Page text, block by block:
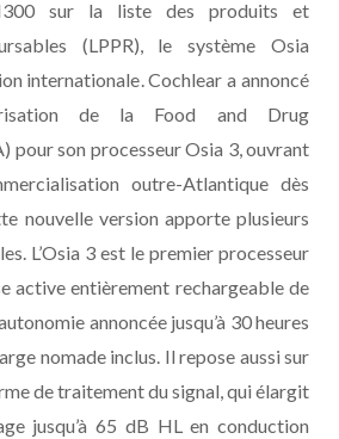
sur la liste des produits et
(LPPR), le système Osia
internationale. Cochlear a annoncé
de la Food and Drug
pour son processeur Osia 3, ouvrant
outre-Atlantique dès
nouvelle version apporte plusieurs
L’Osia 3 est le premier processeur
active entièrement rechargeable de
annoncée jusqu’à 30 heures
nomade inclus. Il repose aussi sur
de traitement du signal, qui élargit
jusqu’à 65 dB HL en conduction